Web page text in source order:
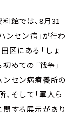
館では、8月31
ンセン病」が行わ
区にある「しょ
めての「戦争」
ンセン病療養所の
そして「軍人ら
関する展示があり